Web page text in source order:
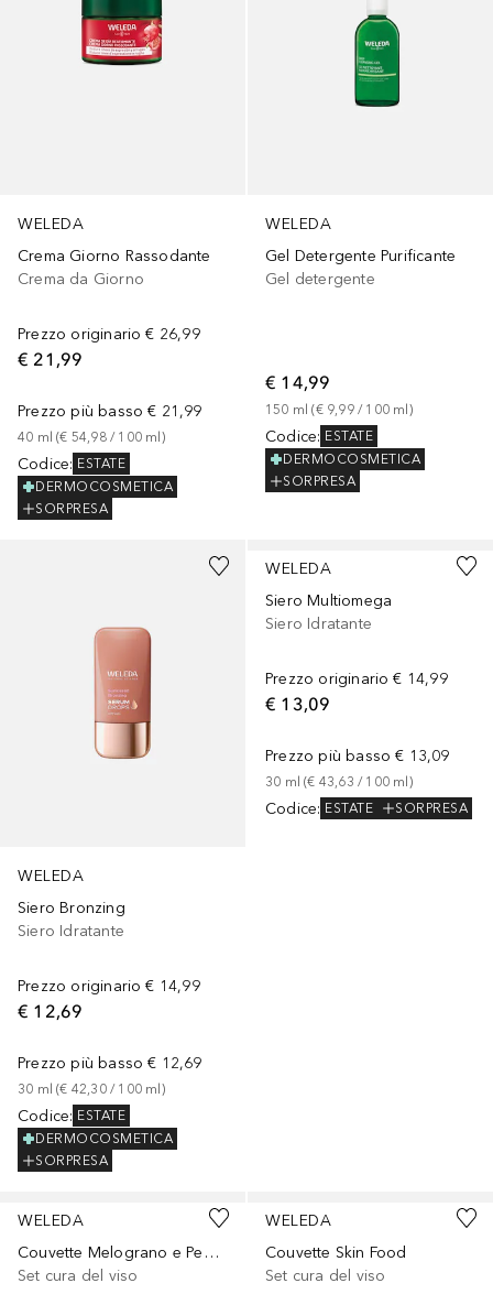
WELEDA
Crema Giorno Rassodante
Crema da Giorno
Prezzo originario € 26,99
€ 21,99
Prezzo più basso € 21,99
40 ml (€ 54,98 / 100 ml)
Codice: ESTATE
DERMOCOSMETICA
SORPRESA
WELEDA
Gel Detergente Purificante
Gel detergente
€ 14,99
150 ml (€ 9,99 / 100 ml)
Codice: ESTATE
DERMOCOSMETICA
SORPRESA
WELEDA
Siero Bronzing
Siero Idratante
Prezzo originario € 14,99
€ 12,69
Prezzo più basso € 12,69
30 ml (€ 42,30 / 100 ml )
Codice: ESTATE
DERMOCOSMETICA
SORPRESA
WELEDA
Siero Multiomega
Siero Idratante
Prezzo originario € 14,99
€ 13,09
Prezzo più basso € 13,09
30 ml (€ 43,63 / 100 ml)
Codice: ESTATE SORPRESA
WELEDA
Couvette Melograno e Peptidi di Maca
Set cura del viso
WELEDA
Couvette Skin Food
Set cura del viso